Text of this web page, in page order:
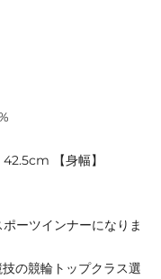
【身幅】
ーツインナーになりま
の競輪トップクラス選